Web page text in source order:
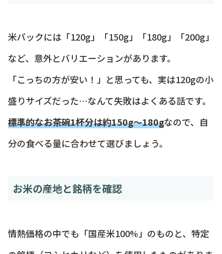
米パックには「120g」「150g」「180g」「200g」
など、意外とバリエーションがあります。
「こっちの方が安い！」と思っても、実は120gの小
盛りサイズだった…なんて失敗はよくある話です。
標準的なお茶碗1杯分は約150g〜180gなので、自
分の食べる量に合わせて選びましょう。
お米の産地と銘柄を確認
情熱価格の中でも「国産米100%」のものと、特定